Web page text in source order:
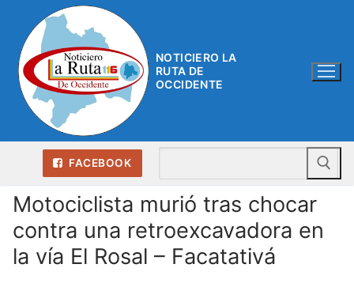
contenido
NOTICIERO LA
RUTA DE
OCCIDENTE
FACEBOOK
Motociclista murió tras chocar
contra una retroexcavadora en
la vía El Rosal – Facatativá